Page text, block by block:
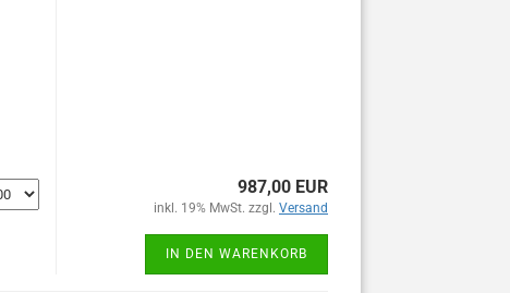
987,00 EUR
inkl. 19% MwSt. zzgl. Versand
IN DEN WARENKORB